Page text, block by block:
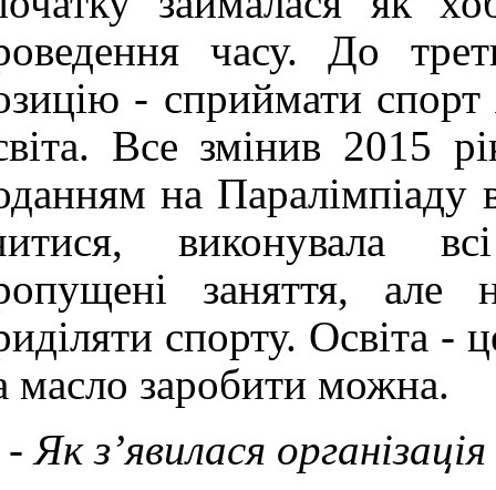
часу. До
- сприймати
Все змінив 2015
на Паралімпіаду
виконувала
заняття, але
спорту. Освіта -
масло заробити можна.
- Як з’явилася